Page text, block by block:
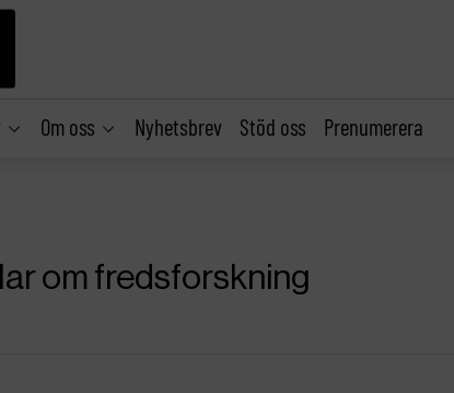
Om oss Nyhetsbrev Stöd oss Prenumerera
om fredsforskning